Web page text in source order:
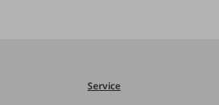
Service